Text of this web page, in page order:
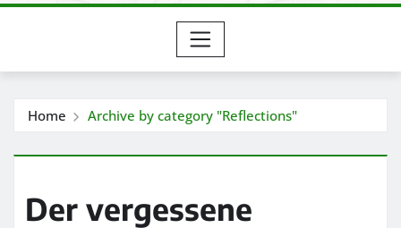
Home Archive by category "Reflections"
Der vergessene